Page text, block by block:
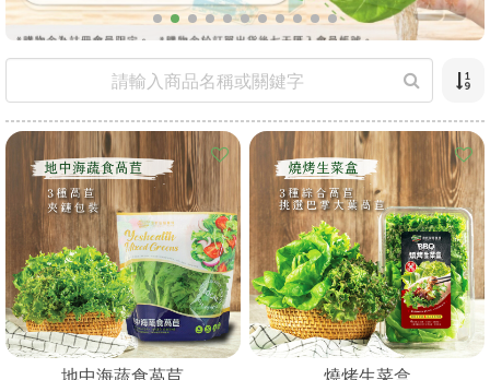
地中海蔬食萵苣 燒烤生菜盒